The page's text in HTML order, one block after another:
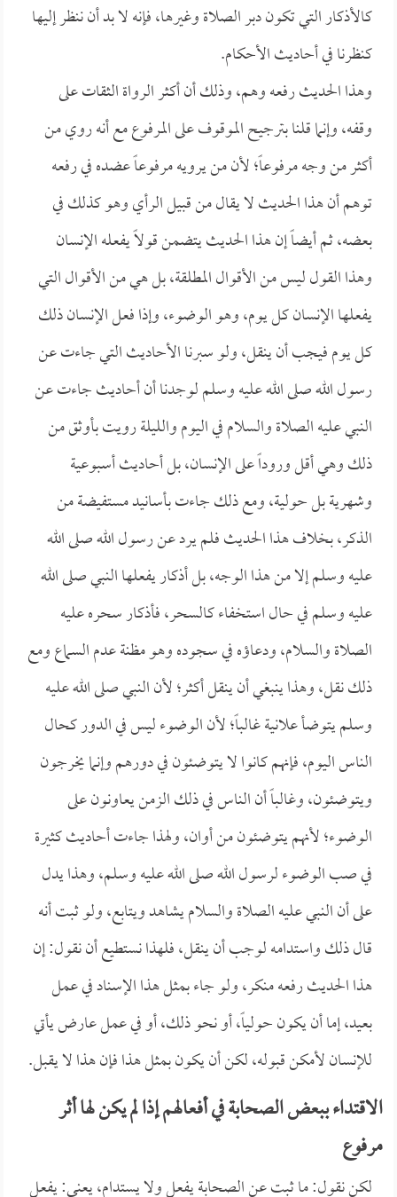
كالأذكار التي تكون دبر الصلاة وغيرها، فإنه لا بد أن ننظر إليها
كنظرنا في أحاديث الأحكام.
وهذا الحديث رفعه وهم، وذلك أن أكثر الرواة الثقات على
وقفه، وإنما قلنا بترجيح الموقوف على المرفوع مع أنه روي من
أكثر من وجه مرفوعاً؛ لأن من يرويه مرفوعاً عضده في رفعه
توهم أن هذا الحديث لا يقال من قبيل الرأي وهو كذلك في
بعضه، ثم أيضاً إن هذا الحديث يتضمن قولاً يفعله الإنسان
وهذا القول ليس من الأقوال المطلقة، بل هي من الأقوال التي
يفعلها الإنسان كل يوم، وهو الوضوء، وإذا فعل الإنسان ذلك
كل يوم فيجب أن ينقل، ولو سبرنا الأحاديث التي جاءت عن
رسول الله صلى الله عليه وسلم لوجدنا أن أحاديث جاءت عن
النبي عليه الصلاة والسلام في اليوم والليلة رويت بأوثق من
ذلك وهي أقل وروداً على الإنسان، بل أحاديث أسبوعية
وشهرية بل حولية، ومع ذلك جاءت بأسانيد مستفيضة من
الذكر، بخلاف هذا الحديث فلم يرد عن رسول الله صلى الله
عليه وسلم إلا من هذا الوجه، بل أذكار يفعلها النبي صلى الله
عليه وسلم في حال استخفاء كالسحر، فأذكار سحره عليه
الصلاة والسلام، ودعاؤه في سجوده وهو مظنة عدم السماع ومع
ذلك نقل، وهذا ينبغي أن ينقل أكثر؛ لأن النبي صلى الله عليه
وسلم يتوضأ علانية غالباً؛ لأن الوضوء ليس في الدور كحال
الناس اليوم، فإنهم كانوا لا يتوضئون في دورهم وإنما يخرجون
ويتوضئون، وغالباً أن الناس في ذلك الزمن يعاونون على
الوضوء؛ لأنهم يتوضئون من أوان، ولهذا جاءت أحاديث كثيرة
في صب الوضوء لرسول الله صلى الله عليه وسلم، وهذا يدل
على أن النبي عليه الصلاة والسلام يشاهد ويتابع، ولو ثبت أنه
قال ذلك واستدامه لوجب أن ينقل، فلهذا نستطيع أن نقول: إن
هذا الحديث رفعه منكر، ولو جاء بمثل هذا الإسناد في عمل
بعيد، إما أن يكون حولياً، أو نحو ذلك، أو في عمل عارض يأتي
للإنسان لأمكن قبوله، لكن أن يكون بمثل هذا فإن هذا لا يقبل.
الاقتداء ببعض الصحابة في أفعالهم إذا لم يكن لها أثر
مرفوع
لكن نقول: ما ثبت عن الصحابة يفعل ولا يستدام، يعني: يفعل